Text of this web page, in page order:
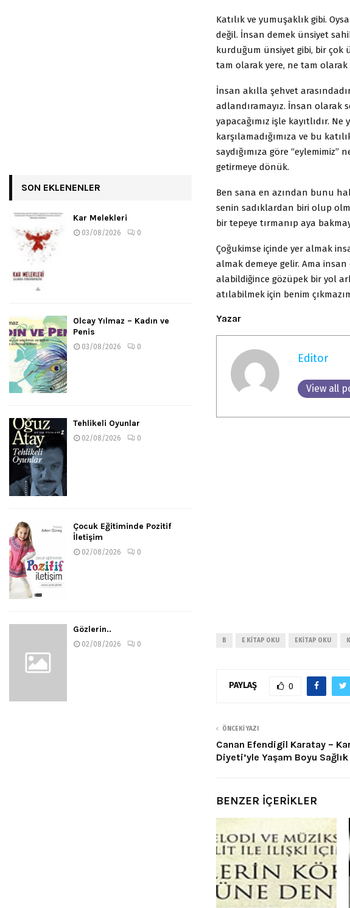
Katılık ve yumuşaklık gibi.
değil. İnsan demek ünsiyet
kurduğum ünsiyet gibi, bir çok
tam olarak yere, ne tam olarak
İnsan akılla şehvet
adlandıramayız. İnsan olarak
yapacağımız işle kayıtlıdır.
karşılamadığımıza ve bu
saydığımıza göre “eylemimiz”
getirmeye dönük.
Ben sana en azından bunu
senin sadıklardan biri olup
bir tepeye tırmanıp aya
Çoğukimse içinde yer almak
almak demeye gelir. Ama
alabildiğince gözüpek bir yol
atılabilmek için benim
Yazar
Editor
View all
B E KITAP OKU EKITAP OKU
PAYLAŞ 0
ÖNCEKI YAZI
Canan Efendigil Karatay –
Diyeti’yle Yaşam Boyu Sağlık
BENZER İÇERİKLER
SON EKLENENLER
Kar Melekleri
03/08/2026 0
Olcay Yılmaz – Kadın ve
Penis
03/08/2026 0
Tehlikeli Oyunlar
02/08/2026 0
Çocuk Eğitiminde Pozitif
İletişim
02/08/2026 0
Gözlerin..
02/08/2026 0